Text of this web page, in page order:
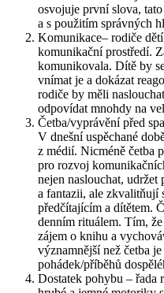
osvojuje první slova,
a s použitím správných
Komunikace– rodiče
komunikační prostředí.
komunikovala. Dítě by
vnímat je a dokázat
rodiče by měli
odpovídat mnohdy na
Četba/vyprávění před
V dnešní uspěchané
z médií. Nicméně četba
pro rozvoj
nejen naslouchat,
a fantazii, ale zkvalitňují
předčítajícím a dítětem.
denním rituálem. Tím,
zájem o knihu a
významnější než četba
pohádek/příběhů
Dostatek pohybu – řada